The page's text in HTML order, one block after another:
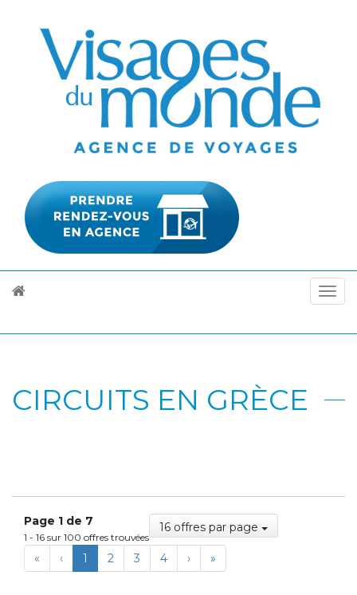
CIRCUITS EN GRÈCE
Page 1 de 7
1 - 16 sur 100 offres trouvées
16 offres par page
« First‹Previous
1 2 3 4 ›Next
»